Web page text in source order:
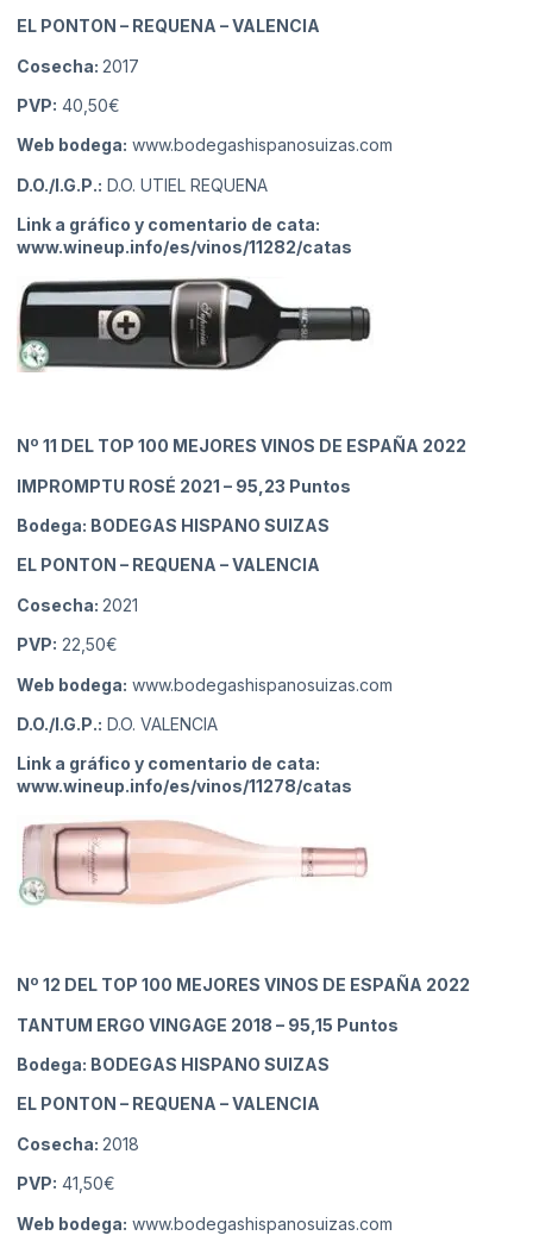
EL PONTON – REQUENA – VALENCIA
Cosecha: 2017
PVP: 40,50€
Web bodega: www.bodegashispanosuizas.com
D.O./I.G.P.: D.O. UTIEL REQUENA
Link a gráfico y comentario de cata:
www.wineup.info/es/vinos/11282/catas
Nº 11 DEL TOP 100 MEJORES VINOS DE ESPAÑA 2022
IMPROMPTU ROSÉ 2021 – 95,23 Puntos
Bodega: BODEGAS HISPANO SUIZAS
EL PONTON – REQUENA – VALENCIA
Cosecha: 2021
PVP: 22,50€
Web bodega: www.bodegashispanosuizas.com
D.O./I.G.P.: D.O. VALENCIA
Link a gráfico y comentario de cata:
www.wineup.info/es/vinos/11278/catas
Nº 12 DEL TOP 100 MEJORES VINOS DE ESPAÑA 2022
TANTUM ERGO VINGAGE 2018 – 95,15 Puntos
Bodega: BODEGAS HISPANO SUIZAS
EL PONTON – REQUENA – VALENCIA
Cosecha: 2018
PVP: 41,50€
Web bodega: www.bodegashispanosuizas.com